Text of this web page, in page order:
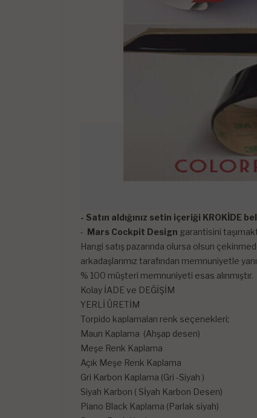
- Satın aldığınız setin içeriği KROKİDE
- Mars Cockpit Design garantisini
Hangi satış pazarında olursa olsun
arkadaşlarımız tarafından memnuniyetle
% 100 müşteri memnuniyeti esas alınmıştır.
Kolay İADE ve DEĞİŞİM
YERLİ ÜRETİM
Torpido kaplamaları renk seçenekleri;
Maun Kaplama (Ahşap desen)
Meşe Renk Kaplama
Açık Meşe Renk Kaplama
Gri Karbon Kaplama (Gri -Siyah )
Siyah Karbon ( Sİyah Karbon Desen)
Piano Black Kaplama (Parlak siyah)